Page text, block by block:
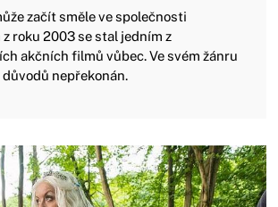
začít směle ve společnosti
roku 2003 se stal jedním z
akčních filmů vůbec. Ve svém žánru
nepřekonán.